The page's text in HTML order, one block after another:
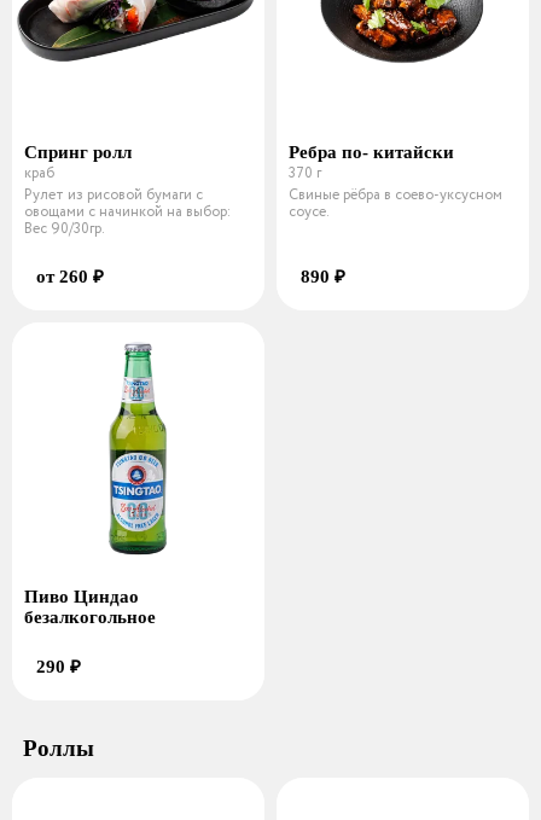
Спринг ролл
краб
Рулет из рисовой бумаги с
овощами с начинкой на выбор:
Вес 90/30гр.
от 260 ₽
Ребра по- китайски
370 г
Свиные рёбра в соево-уксусном
соусе.
890 ₽
Пиво Циндао
безалкогольное
290 ₽
Роллы